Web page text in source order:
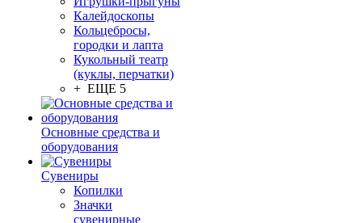
Калейдоскопы
Кольцебросы,
городки и лапта
Кукольный театр
(куклы, перчатки)
+ ЕЩЕ 5
Основные средства и
оборудования
Сувениры
Копилки
Значки
сувенирные